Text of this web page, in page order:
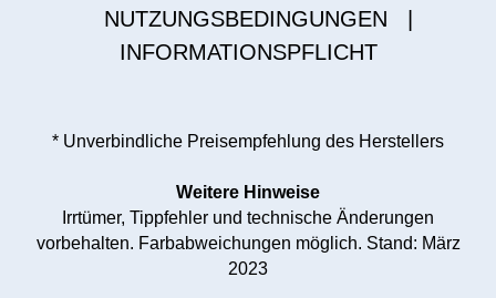
NUTZUNGSBEDINGUNGEN
INFORMATIONSPFLICHT
* Unverbindliche Preisempfehlung des Herstellers
Weitere Hinweise
Irrtümer, Tippfehler und technische Änderungen
vorbehalten. Farbabweichungen möglich. Stand: März
2023